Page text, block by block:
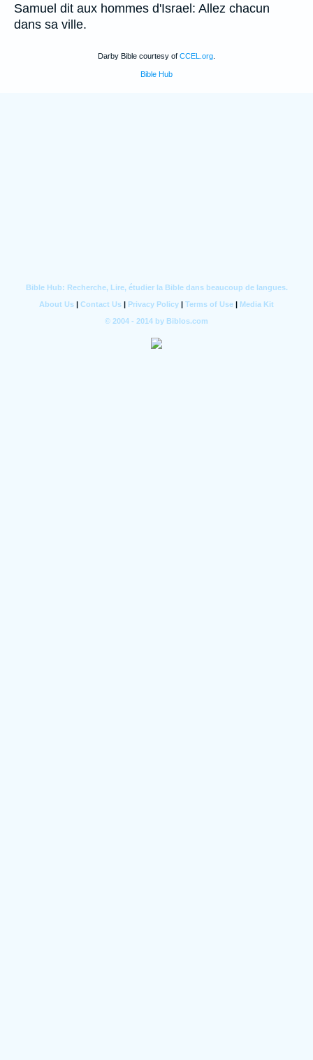
Samuel dit aux hommes d'Israel: Allez chacun
dans sa ville.
Darby Bible courtesy of CCEL.org
Bible Hub